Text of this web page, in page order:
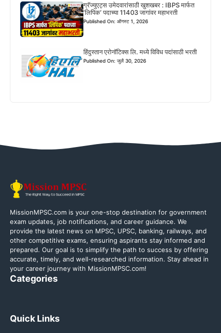
ग्रॅज्युएट्स उमेदवारांसाठी खुशखबर : IBPS मार्फत
‘लिपिक’ पदाच्या 11403 जागांवर महाभरती
Published On: ऑगस्ट 1, 2026
हिंदुस्तान एरोनॉटिक्स लि. मध्ये विविध पदांसाठी भरती
Published On: जुलै 30, 2026
MissionMPSC.com is your one-stop destination for government
exam updates, job notifications, and career guidance. We
provide the latest news on MPSC, UPSC, banking, railways, and
other competitive exams, ensuring aspirants stay informed and
prepared. Our goal is to simplify the path to success by offering
accurate, timely, and well-researched information. Stay ahead in
your career journey with MissionMPSC.com!
Categories
Quick Links